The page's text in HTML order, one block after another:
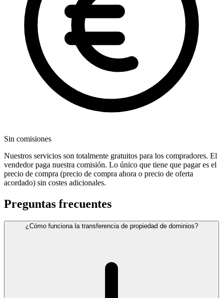
Sin comisiones
Nuestros servicios son totalmente gratuitos para los compradores. El
vendedor paga nuestra comisión. Lo único que tiene que pagar es el
precio de compra (precio de compra ahora o precio de oferta
acordado) sin costes adicionales.
Preguntas frecuentes
¿Cómo funciona la transferencia de propiedad de dominios?